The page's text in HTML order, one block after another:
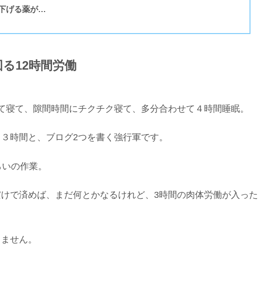
げる薬が…
12時間労働
寝て、隙間時間にチクチク寝て、多分合わせて４時間睡眠。
時間と、ブログ2つを書く強行軍です。
の作業。
で済めば、まだ何とかなるけれど、3時間の肉体労働が入った
せん。